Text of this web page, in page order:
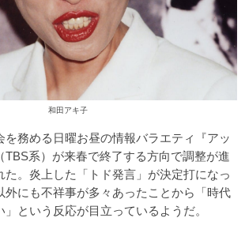
和田アキ子
務める日曜お昼の情報バラエティ『アッ
TBS系）が来春で終了する方向で調整が進
た。炎上した「トド発言」が決定打になっ
外にも不祥事が多々あったことから「時代
という反応が目立っているようだ。